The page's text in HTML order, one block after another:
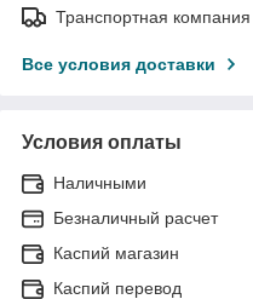
Транспортная компания
Все условия доставки
Условия оплаты
Наличными
Безналичный расчет
Каспий магазин
Каспий перевод